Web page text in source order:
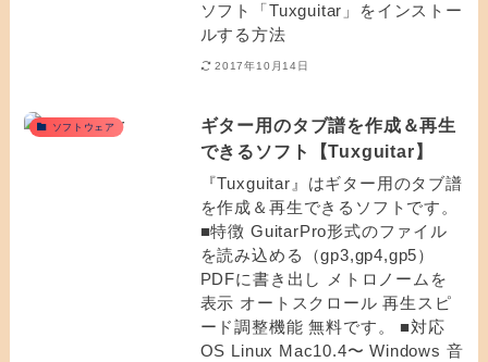
ソフト「Tuxguitar」をインストー
ルする方法
2017年10月14日
ソフトウェア
ギター用のタブ譜を作成＆再生
できるソフト【Tuxguitar】
『Tuxguitar』はギター用のタブ譜
を作成＆再生できるソフトです。
■特徴 GuitarPro形式のファイル
を読み込める（gp3,gp4,gp5）
PDFに書き出し メトロノームを
表示 オートスクロール 再生スピ
ード調整機能 無料です。 ■対応
OS Linux Mac10.4〜 Windows 音